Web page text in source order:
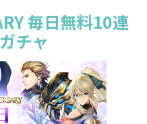
毎日無料10連
チャ